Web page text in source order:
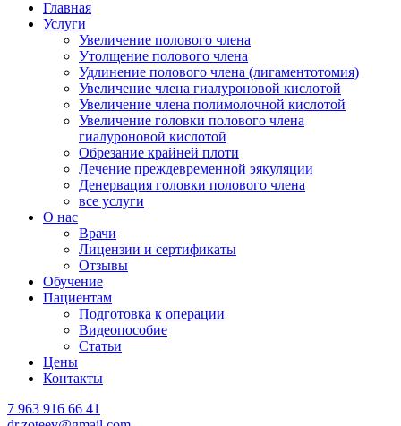
Главная
Услуги
Увеличение полового члена
Утолщение полового члена
Удлинение полового члена (лигаментотомия)
Увеличение члена гиалуроновой кислотой
Увеличение члена полимолочной кислотой
Увеличение головки полового члена
гиалуроновой кислотой
Обрезание крайней плоти
Лечение преждевременной эякуляции
Денервация головки полового члена
все услуги
О нас
Врачи
Лицензии и сертификаты
Отзывы
Обучение
Пациентам
Подготовка к операции
Видеопособие
Статьи
Цены
Контакты
7 963 916 66 41